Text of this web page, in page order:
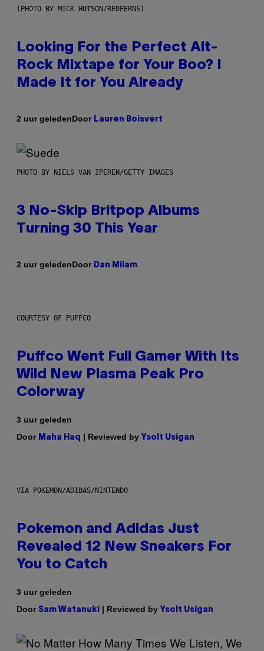
(PHOTO BY MICK HUTSON/REDFERNS)
Looking For the Perfect Alt-
Rock Mixtape for Your Boo? I
Made It for You Already
2 uur geledenDoor Lauren Boisvert
PHOTO BY NIELS VAN IPEREN/GETTY IMAGES
3 No-Skip Britpop Albums
Turning 30 This Year
2 uur geledenDoor Dan Milam
COURTESY OF PUFFCO
Puffco Went Full Gamer With Its
Wild New Plasma Peak Pro
Colorway
3 uur geleden
Door Maha Haq | Reviewed by Ysolt Usigan
VIA POKEMON/ADIDAS/NINTENDO
Pokemon and Adidas Just
Revealed 12 New Sneakers For
You to Catch
3 uur geleden
Door Sam Watanuki | Reviewed by Ysolt Usigan